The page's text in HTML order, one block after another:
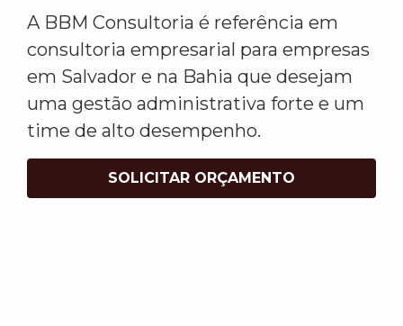
A BBM Consultoria é referência em
consultoria empresarial para empresas
em Salvador e na Bahia que desejam
uma gestão administrativa forte e um
time de alto desempenho.
SOLICITAR ORÇAMENTO